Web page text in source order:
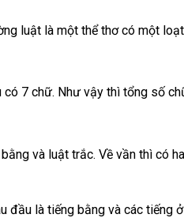
luật là một thể thơ có một
7 chữ. Như vậy thì tổng số
và luật trắc. Về vần thì có
đầu là tiếng bằng và các tiếng